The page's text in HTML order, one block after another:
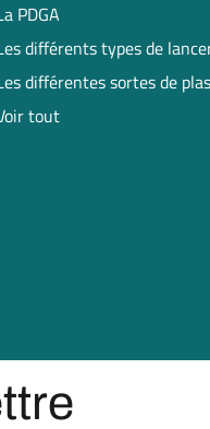
PDGA
différents types de
différentes sortes de
tout